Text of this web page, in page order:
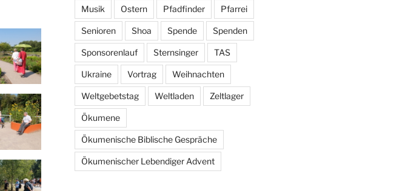
Musik Ostern Pfadfinder Pfarrei
Senioren Shoa Spende Spenden
Sponsorenlauf Sternsinger TAS
Ukraine Vortrag Weihnachten
Weltgebetstag Weltladen Zeltlager
Ökumene
Ökumenische Biblische Gespräche
Ökumenischer Lebendiger Advent